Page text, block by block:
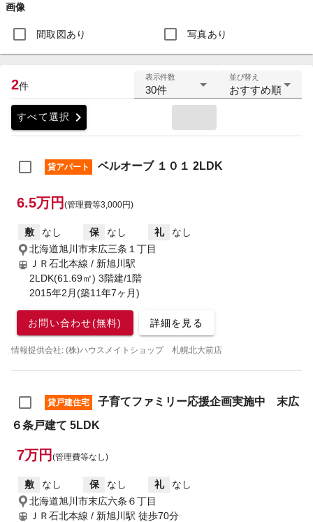
画像
間取図あり 写真あり
2件
表示件数
30件
並び替え
おすすめ順
すべて選択 chevron_right
貸アパート ベルオーブ １０１ 2LDK
6.5万円 (管理費等3,000円)
敷 なし 保 なし 礼
なし
北海道旭川市末広三条１丁目
ＪＲ石北本線 / 新旭川駅
2LDK(61.69㎡) 3階建/1階
2015年2月(築11年7ヶ月)
お問い合わせ(無料) 詳細を見る
情報提供会社: (株)ハウスメイトショップ 札幌北大前店
貸戸建住宅
子育てファミリー応援企画実施中 末広
６条戸建て 5LDK
7万円 (管理費等なし)
敷 なし 保 なし 礼
なし
北海道旭川市末広六条６丁目
ＪＲ石北本線 / 新旭川駅 徒歩70分